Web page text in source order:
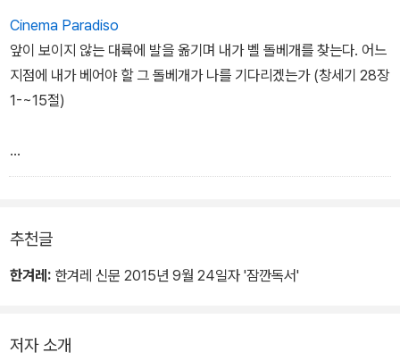
Cinema Paradiso
앞이 보이지 않는 대륙에 발을 옮기며 내가 벨 돌베개를 찾는다. 어느
지점에 내가 베어야 할 그 돌베개가 나를 기다리겠는가 (창세기 28장
1-~15절)
54쪽
추천글
한겨레: 한겨레 신문 2015년 9월 24일자 '잠깐독서'
저자 소개